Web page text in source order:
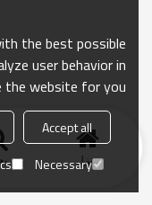
منزل
the best possible
user behavior in
website for you.
Accept all
Necessary